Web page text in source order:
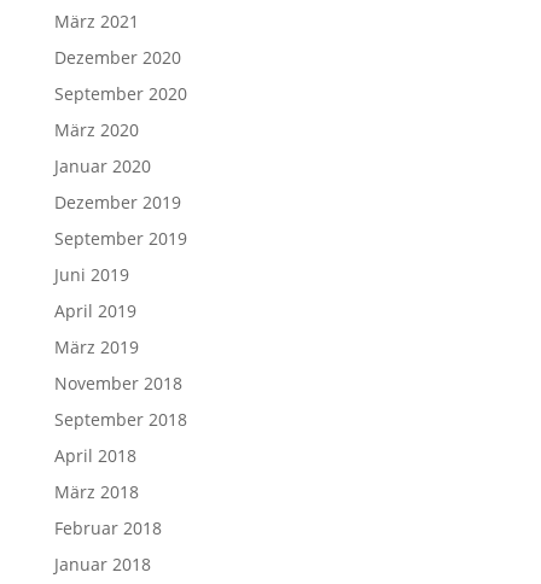
März 2021
Dezember 2020
September 2020
März 2020
Januar 2020
Dezember 2019
September 2019
Juni 2019
April 2019
März 2019
November 2018
September 2018
April 2018
März 2018
Februar 2018
Januar 2018